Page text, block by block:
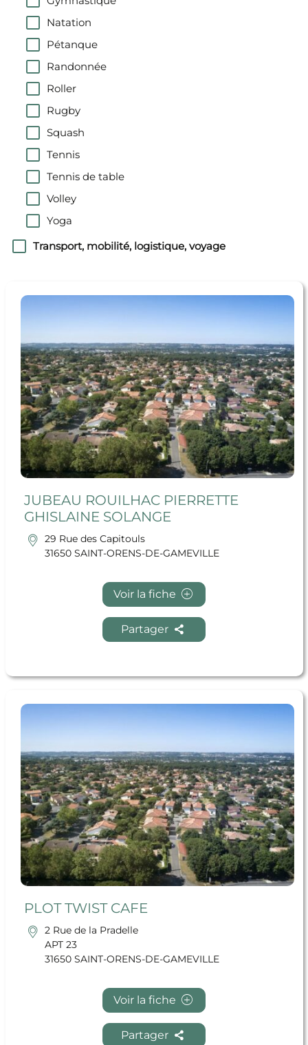
Natation
Pétanque
Randonnée
Roller
Rugby
Squash
Tennis
Tennis de table
Volley
Yoga
Transport, mobilité, logistique, voyage
JUBEAU ROUILHAC PIERRETTE
GHISLAINE SOLANGE
29 Rue des Capitouls
31650 SAINT-ORENS-DE-GAMEVILLE
Voir la fiche
Partager
PLOT TWIST CAFE
2 Rue de la Pradelle
APT 23
31650 SAINT-ORENS-DE-GAMEVILLE
Voir la fiche
Partager